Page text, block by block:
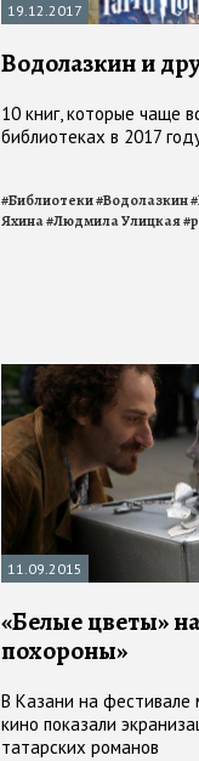
19.12.2017
Водолазкин и
10 книг, которые чаще
библиотеках в 2017
#Библиотеки#Водолазкин#
Яхина#Людмила Улицкая#
11.09.2015
«Белые цветы»
похороны»
В Казани на фестивале
кино показали
татарских романов